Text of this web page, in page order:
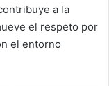
a la
el respeto por
el entorno